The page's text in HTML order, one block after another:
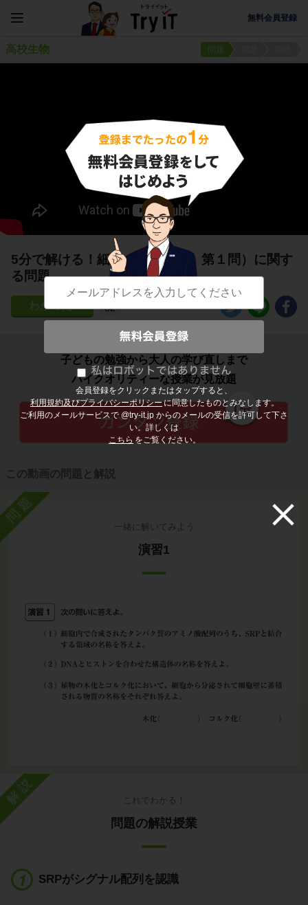
無料会員登録
会員登録をクリックまたはタップすると、
利用規約及びプライバシーポリシーに同意したものとみなします。
ご利用のメールサービスで @try-it.jp からのメールの受信を許可して下さ
い。詳しくは
こちら をご覧ください。
高校生物 問題
5分で解ける！細胞（テスト１、第１問）に関す
る問題
32
子どもの勉強から大人の学び直しまで
ハイクオリティーな授業が見放題
この動画の問題と解説
問題
一緒に解いてみよう
演習1
解説 これでわかる！
問題の解説授業
SRPがシグナル配列を認識